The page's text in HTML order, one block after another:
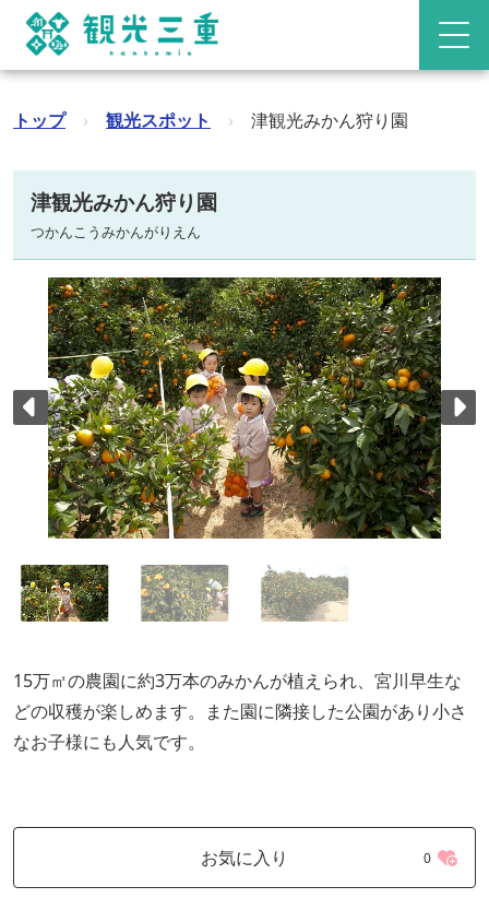
トップ › 観光スポット › 津観光みかん狩り園
津観光みかん狩り園
つかんこうみかんがりえん
15万㎡の農園に約3万本のみかんが植えられ、宮川早生な
どの収穫が楽しめます。また園に隣接した公園があり小さ
なお子様にも人気です。
お気に入り 0